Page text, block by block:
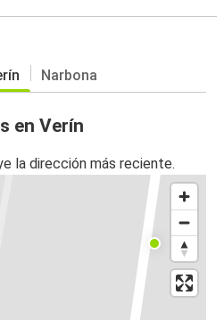
Narbona
en Verín
la dirección más reciente.